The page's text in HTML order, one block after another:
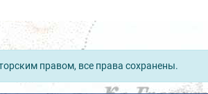
правом, все права сохранены.